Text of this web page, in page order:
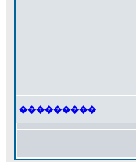
���������